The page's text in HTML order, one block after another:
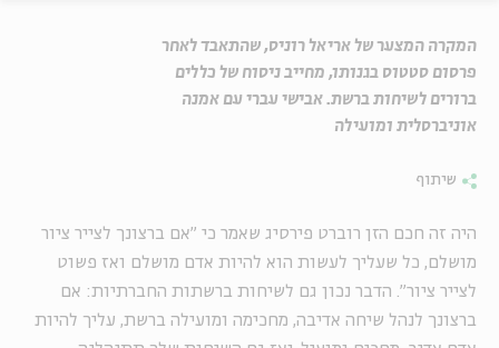
המקרה המצער של אריאל רוניס, שהתאבד לאחר
פרסום סטטוס בגנותו, מחייב ניסוח של כללים
ברורים לשיחות ברשת. אבישי עברי עם אמנה
אוניברסלית ומועילה
שיתוף
היה זה חכם הזן רוברט פירסיג שאמר כי "אם ברצונך לצייר ציור
מושלם, כל שעליך לעשות הוא להיות אדם מושלם ואז פשוט
לצייר ציור". הדבר נכון גם לשיחות ברשתות החברתיות: אם
ברצונך לנהל שיחה אדיבה, מחכימה ומועילה ברשת, עליך להיות